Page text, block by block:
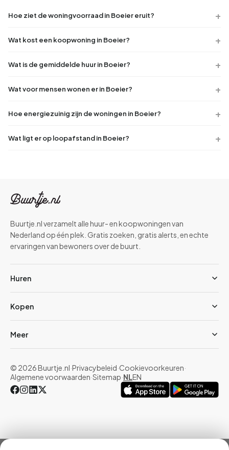
Hoe ziet de woningvoorraad in Boeier eruit?
Wat kost een koopwoning in Boeier?
Wat is de gemiddelde huur in Boeier?
Wat voor mensen wonen er in Boeier?
Hoe energiezuinig zijn de woningen in Boeier?
Wat ligt er op loopafstand in Boeier?
Buurtje.nl verzamelt alle huur- en koopwoningen van
Nederland op één plek. Gratis zoeken, gratis alerts, en echte
ervaringen van bewoners over de buurt.
Huren
Kopen
Meer
© 2026 Buurtje.nl·Privacybeleid·Cookievoorkeuren·
Algemene voorwaarden·Sitemap·NLEN